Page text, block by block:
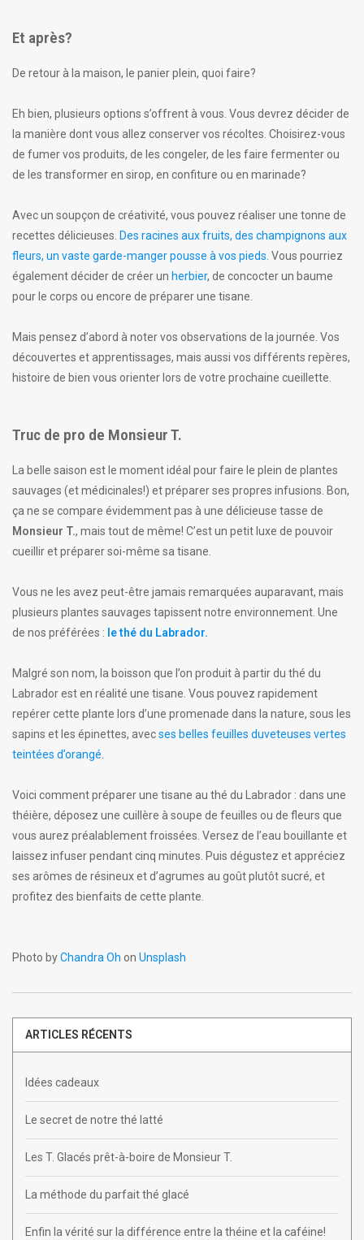
Et après?
De retour à la maison, le panier plein, quoi faire?
Eh bien, plusieurs options s’offrent à vous. Vous devrez décider de
la manière dont vous allez conserver vos récoltes. Choisirez-vous
de fumer vos produits, de les congeler, de les faire fermenter ou
de les transformer en sirop, en confiture ou en marinade?
Avec un soupçon de créativité, vous pouvez réaliser une tonne de
recettes délicieuses. Des racines aux fruits, des champignons aux
fleurs, un vaste garde-manger pousse à vos pieds. Vous pourriez
également décider de créer un herbier, de concocter un baume
pour le corps ou encore de préparer une tisane.
Mais pensez d’abord à noter vos observations de la journée. Vos
découvertes et apprentissages, mais aussi vos différents repères,
histoire de bien vous orienter lors de votre prochaine cueillette.
Truc de pro de Monsieur T.
La belle saison est le moment idéal pour faire le plein de plantes
sauvages (et médicinales!) et préparer ses propres infusions. Bon,
ça ne se compare évidemment pas à une délicieuse tasse de
Monsieur T., mais tout de même! C’est un petit luxe de pouvoir
cueillir et préparer soi-même sa tisane.
Vous ne les avez peut-être jamais remarquées auparavant, mais
plusieurs plantes sauvages tapissent notre environnement. Une
de nos préférées : le thé du Labrador.
Malgré son nom, la boisson que l’on produit à partir du thé du
Labrador est en réalité une tisane. Vous pouvez rapidement
repérer cette plante lors d’une promenade dans la nature, sous les
sapins et les épinettes, avecses belles feuilles duveteuses vertes
teintées d’orangé.
Voici comment préparer une tisane au thé du Labrador : dans une
théière, déposez une cuillère à soupe de feuilles ou de fleurs que
vous aurez préalablement froissées. Versez de l’eau bouillante et
laissez infuser pendant cinq minutes. Puis dégustez et appréciez
ses arômes de résineux et d’agrumes au goût plutôt sucré, et
profitez des bienfaits de cette plante.
Photo byChandra Oh on Unsplash
ARTICLES RÉCENTS
Idées cadeaux
Le secret de notre thé latté
Les T. Glacés prêt-à-boire de Monsieur T.
La méthode du parfait thé glacé
Enfin la vérité sur la différence entre la théine et la caféine!